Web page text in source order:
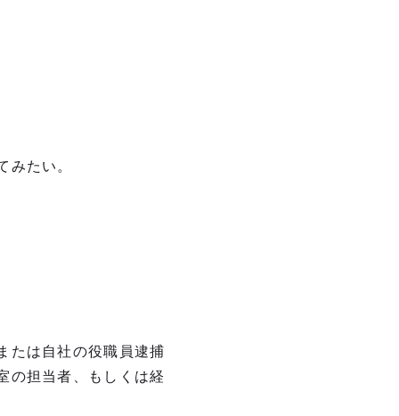
みたい。
たは自社の役職員逮捕
の担当者、もしくは経